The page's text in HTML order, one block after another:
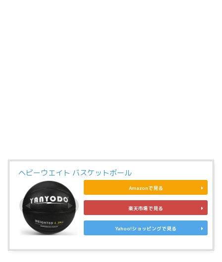
ヘビーウエイト バスケットボール
Amazonで見る
楽天市場で見る
Yahoo!ショッピングで見る